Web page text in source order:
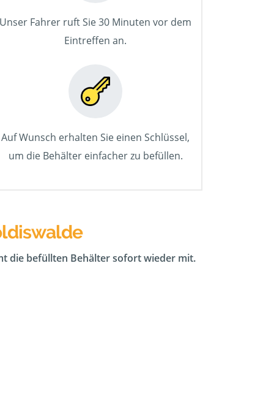
Unser Fahrer ruft Sie 30 Minuten vor dem
Eintreffen an.
Auf Wunsch erhalten Sie einen Schlüssel,
um die Behälter einfacher zu befüllen.
die befüllten Behälter sofort wieder mit.